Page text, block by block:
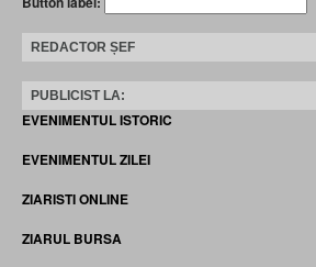
REDACTOR ȘEF
PUBLICIST LA:
EVENIMENTUL ISTORIC
EVENIMENTUL ZILEI
ZIARISTI ONLINE
ZIARUL BURSA